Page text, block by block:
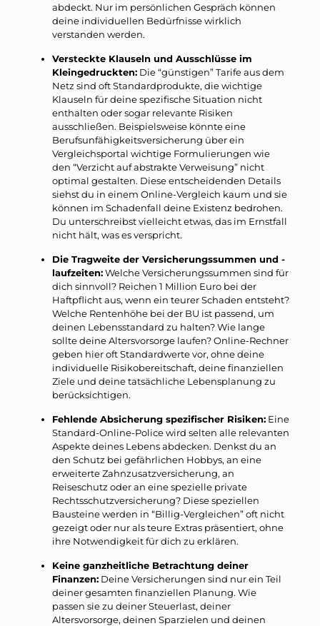
abdeckt. Nur im persönlichen Gespräch können
deine individuellen Bedürfnisse wirklich
verstanden werden.
Versteckte Klauseln und Ausschlüsse im
Kleingedruckten: Die “günstigen” Tarife aus dem
Netz sind oft Standardprodukte, die wichtige
Klauseln für deine spezifische Situation nicht
enthalten oder sogar relevante Risiken
ausschließen. Beispielsweise könnte eine
Berufsunfähigkeitsversicherung über ein
Vergleichsportal wichtige Formulierungen wie
den “Verzicht auf abstrakte Verweisung” nicht
optimal gestalten. Diese entscheidenden Details
siehst du in einem Online-Vergleich kaum und sie
können im Schadenfall deine Existenz bedrohen.
Du unterschreibst vielleicht etwas, das im Ernstfall
nicht hält, was es verspricht.
Die Tragweite der Versicherungssummen und -
laufzeiten:Welche Versicherungssummen sind für
dich sinnvoll? Reichen 1 Million Euro bei der
Haftpflicht aus, wenn ein teurer Schaden entsteht?
Welche Rentenhöhe bei der BU ist passend, um
deinen Lebensstandard zu halten? Wie lange
sollte deine Altersvorsorge laufen? Online-Rechner
geben hier oft Standardwerte vor, ohne deine
individuelle Risikobereitschaft, deine finanziellen
Ziele und deine tatsächliche Lebensplanung zu
berücksichtigen.
Fehlende Absicherung spezifischer Risiken: Eine
Standard-Online-Police wird selten alle relevanten
Aspekte deines Lebens abdecken. Denkst du an
den Schutz bei gefährlichen Hobbys, an eine
erweiterte Zahnzusatzversicherung, an
Reiseschutz oder an eine spezielle private
Rechtsschutzversicherung? Diese speziellen
Bausteine werden in “Billig-Vergleichen” oft nicht
gezeigt oder nur als teure Extras präsentiert, ohne
ihre Notwendigkeit für dich zu erklären.
Keine ganzheitliche Betrachtung deiner
Finanzen: Deine Versicherungen sind nur ein Teil
deiner gesamten finanziellen Planung. Wie
passen sie zu deiner Steuerlast, deiner
Altersvorsorge, deinen Sparzielen und deinen